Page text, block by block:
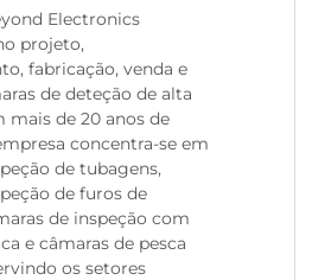
Electronics
projeto,
fabricação, venda e
de deteção de alta
mais de 20 anos de
concentra-se em
de tubagens,
de furos de
de inspeção com
e câmaras de pesca
os setores